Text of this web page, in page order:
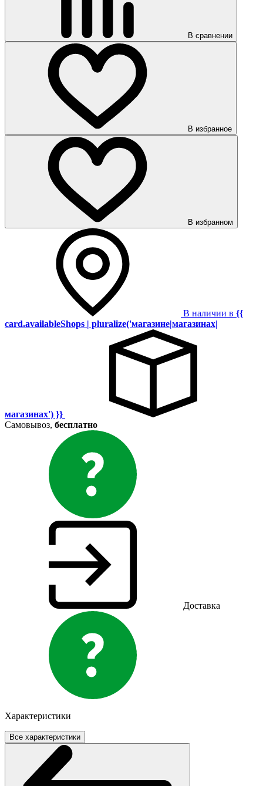
В сравнении
В избранное
В избранном
В наличии в {{
card.availableShops | pluralize('магазине|магазинах|
магазинах') }}
Самовывоз, бесплатно
Доставка
Характеристики
Все характеристики